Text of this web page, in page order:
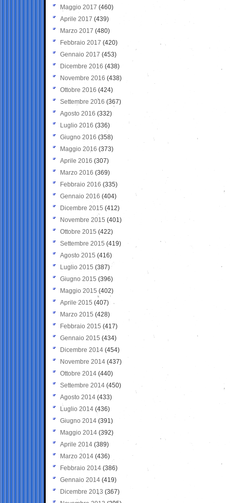
Maggio 2017 (460)
Aprile 2017 (439)
Marzo 2017 (480)
Febbraio 2017 (420)
Gennaio 2017 (453)
Dicembre 2016 (438)
Novembre 2016 (438)
Ottobre 2016 (424)
Settembre 2016 (367)
Agosto 2016 (332)
Luglio 2016 (336)
Giugno 2016 (358)
Maggio 2016 (373)
Aprile 2016 (307)
Marzo 2016 (369)
Febbraio 2016 (335)
Gennaio 2016 (404)
Dicembre 2015 (412)
Novembre 2015 (401)
Ottobre 2015 (422)
Settembre 2015 (419)
Agosto 2015 (416)
Luglio 2015 (387)
Giugno 2015 (396)
Maggio 2015 (402)
Aprile 2015 (407)
Marzo 2015 (428)
Febbraio 2015 (417)
Gennaio 2015 (434)
Dicembre 2014 (454)
Novembre 2014 (437)
Ottobre 2014 (440)
Settembre 2014 (450)
Agosto 2014 (433)
Luglio 2014 (436)
Giugno 2014 (391)
Maggio 2014 (392)
Aprile 2014 (389)
Marzo 2014 (436)
Febbraio 2014 (386)
Gennaio 2014 (419)
Dicembre 2013 (367)